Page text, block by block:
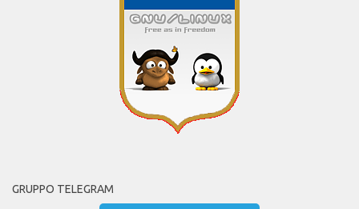
GRUPPO TELEGRAM